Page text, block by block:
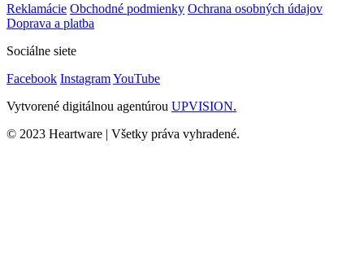
Reklamácie Obchodné podmienky Ochrana osobných údajov
Doprava a platba
Sociálne siete
Facebook InstagramYouTube
Vytvorené digitálnou agentúrou UPVISION.
© 2023 Heartware | Všetky práva vyhradené.